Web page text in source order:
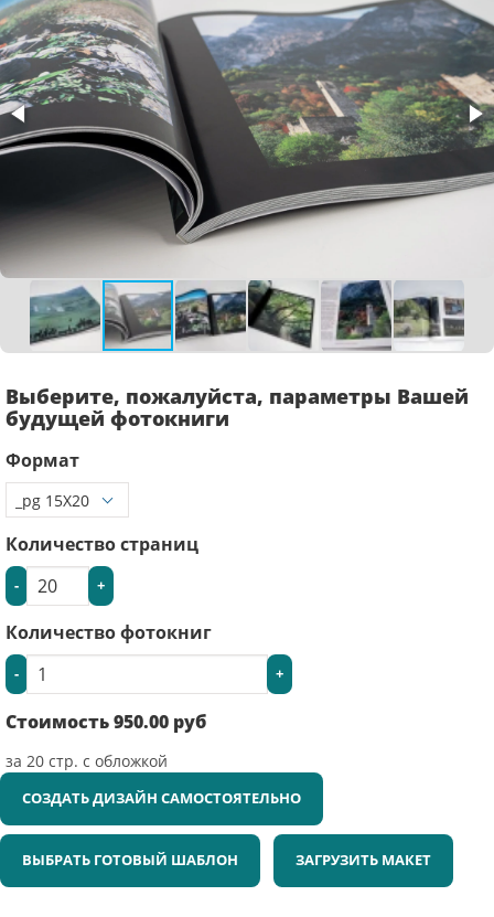
Выберите, пожалуйста, параметры Вашей
будущей фотокниги
Формат
Количество страниц
- +
Количество фотокниг
- +
Стоимость950.00 руб
за 20 стр. с обложкой
СОЗДАТЬ ДИЗАЙН САМОСТОЯТЕЛЬНО
ВЫБРАТЬ ГОТОВЫЙ ШАБЛОН ЗАГРУЗИТЬ МАКЕТ